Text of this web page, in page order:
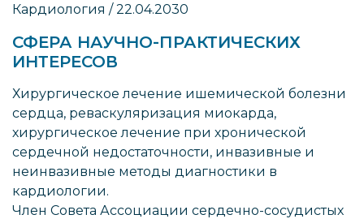
Кардиология / 22.04.2030
СФЕРА НАУЧНО-ПРАКТИЧЕСКИХ
ИНТЕРЕСОВ
Хирургическое лечение ишемической болезни
сердца, реваскуляризация миокарда,
хирургическое лечение при хронической
сердечной недостаточности, инвазивные и
неинвазивные методы диагностики в
кардиологии.
Член Совета Ассоциации сердечно-сосудистых